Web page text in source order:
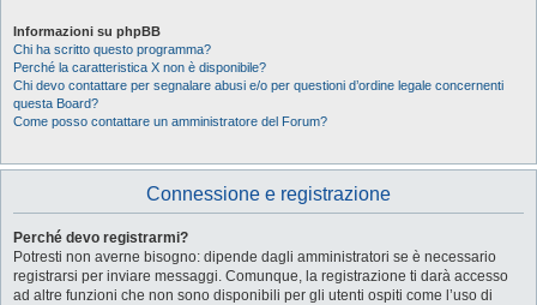
Informazioni su phpBB
Chi ha scritto questo programma?
Perché la caratteristica X non è disponibile?
Chi devo contattare per segnalare abusi e/o per questioni d’ordine legale concernenti
questa Board?
Come posso contattare un amministratore del Forum?
Connessione e registrazione
Perché devo registrarmi?
Potresti non averne bisogno: dipende dagli amministratori se è necessario
registrarsi per inviare messaggi. Comunque, la registrazione ti darà accesso
ad altre funzioni che non sono disponibili per gli utenti ospiti come l’uso di